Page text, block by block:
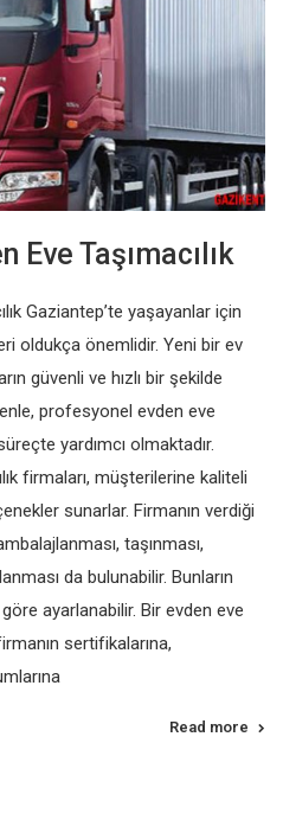
Eve Taşımacılık
Gaziantep’te yaşayanlar için
oldukça önemlidir. Yeni bir ev
güvenli ve hızlı bir şekilde
profesyonel evden eve
yardımcı olmaktadır.
firmaları, müşterilerine kaliteli
sunarlar. Firmanın verdiği
taşınması,
da bulunabilir. Bunların
ayarlanabilir. Bir evden eve
sertifikalarına,
Read more